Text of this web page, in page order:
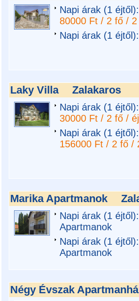
Napi árak (1
80000 Ft / 2 fő / 2
Napi árak (1
Laky Villa Zalakaros
Napi árak (1
30000 Ft / 2 fő / éj
Napi árak (1
156000 Ft / 2 fő /
Marika Apartmanok
Napi árak (1
Apartmanok
Napi árak (1
Apartmanok
Négy Évszak